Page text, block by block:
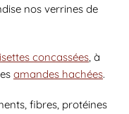
nos verrines de
concassées , à
amandes hachées.
fibres, protéines